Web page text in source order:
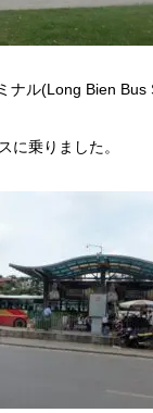
ナル(Long Bien Bus
に乗りました。